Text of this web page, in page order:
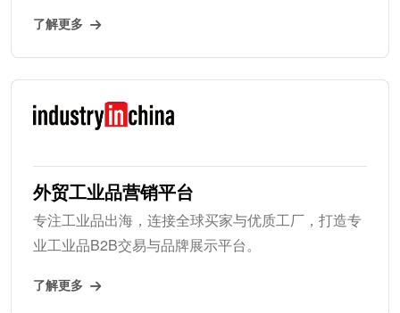
了解更多
外贸工业品营销平台
专注工业品出海，连接全球买家与优质工厂，打造专
业工业品B2B交易与品牌展示平台。
了解更多